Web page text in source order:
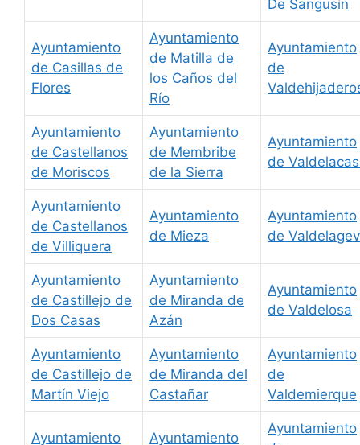
De Sangusín
Ayuntamiento
de Casillas de
Flores
Ayuntamiento
de Matilla de
los Caños del
Río
Ayuntamiento
de
Ayuntamiento
de Castellanos
de Moriscos
Ayuntamiento
de Membribe
de la Sierra
Ayuntamiento
de
Ayuntamiento
de Castellanos
de Villiquera
Ayuntamiento
de Mieza
Ayuntamiento
de
Ayuntamiento
de Castillejo de
Dos Casas
Ayuntamiento
de Miranda de
Azán
Ayuntamiento
de Valdelosa
Ayuntamiento
de Castillejo de
Martín Viejo
Ayuntamiento
de Miranda del
Castañar
Ayuntamiento
de
Valdemierque
Ayuntamiento
Ayuntamiento
Ayuntamiento